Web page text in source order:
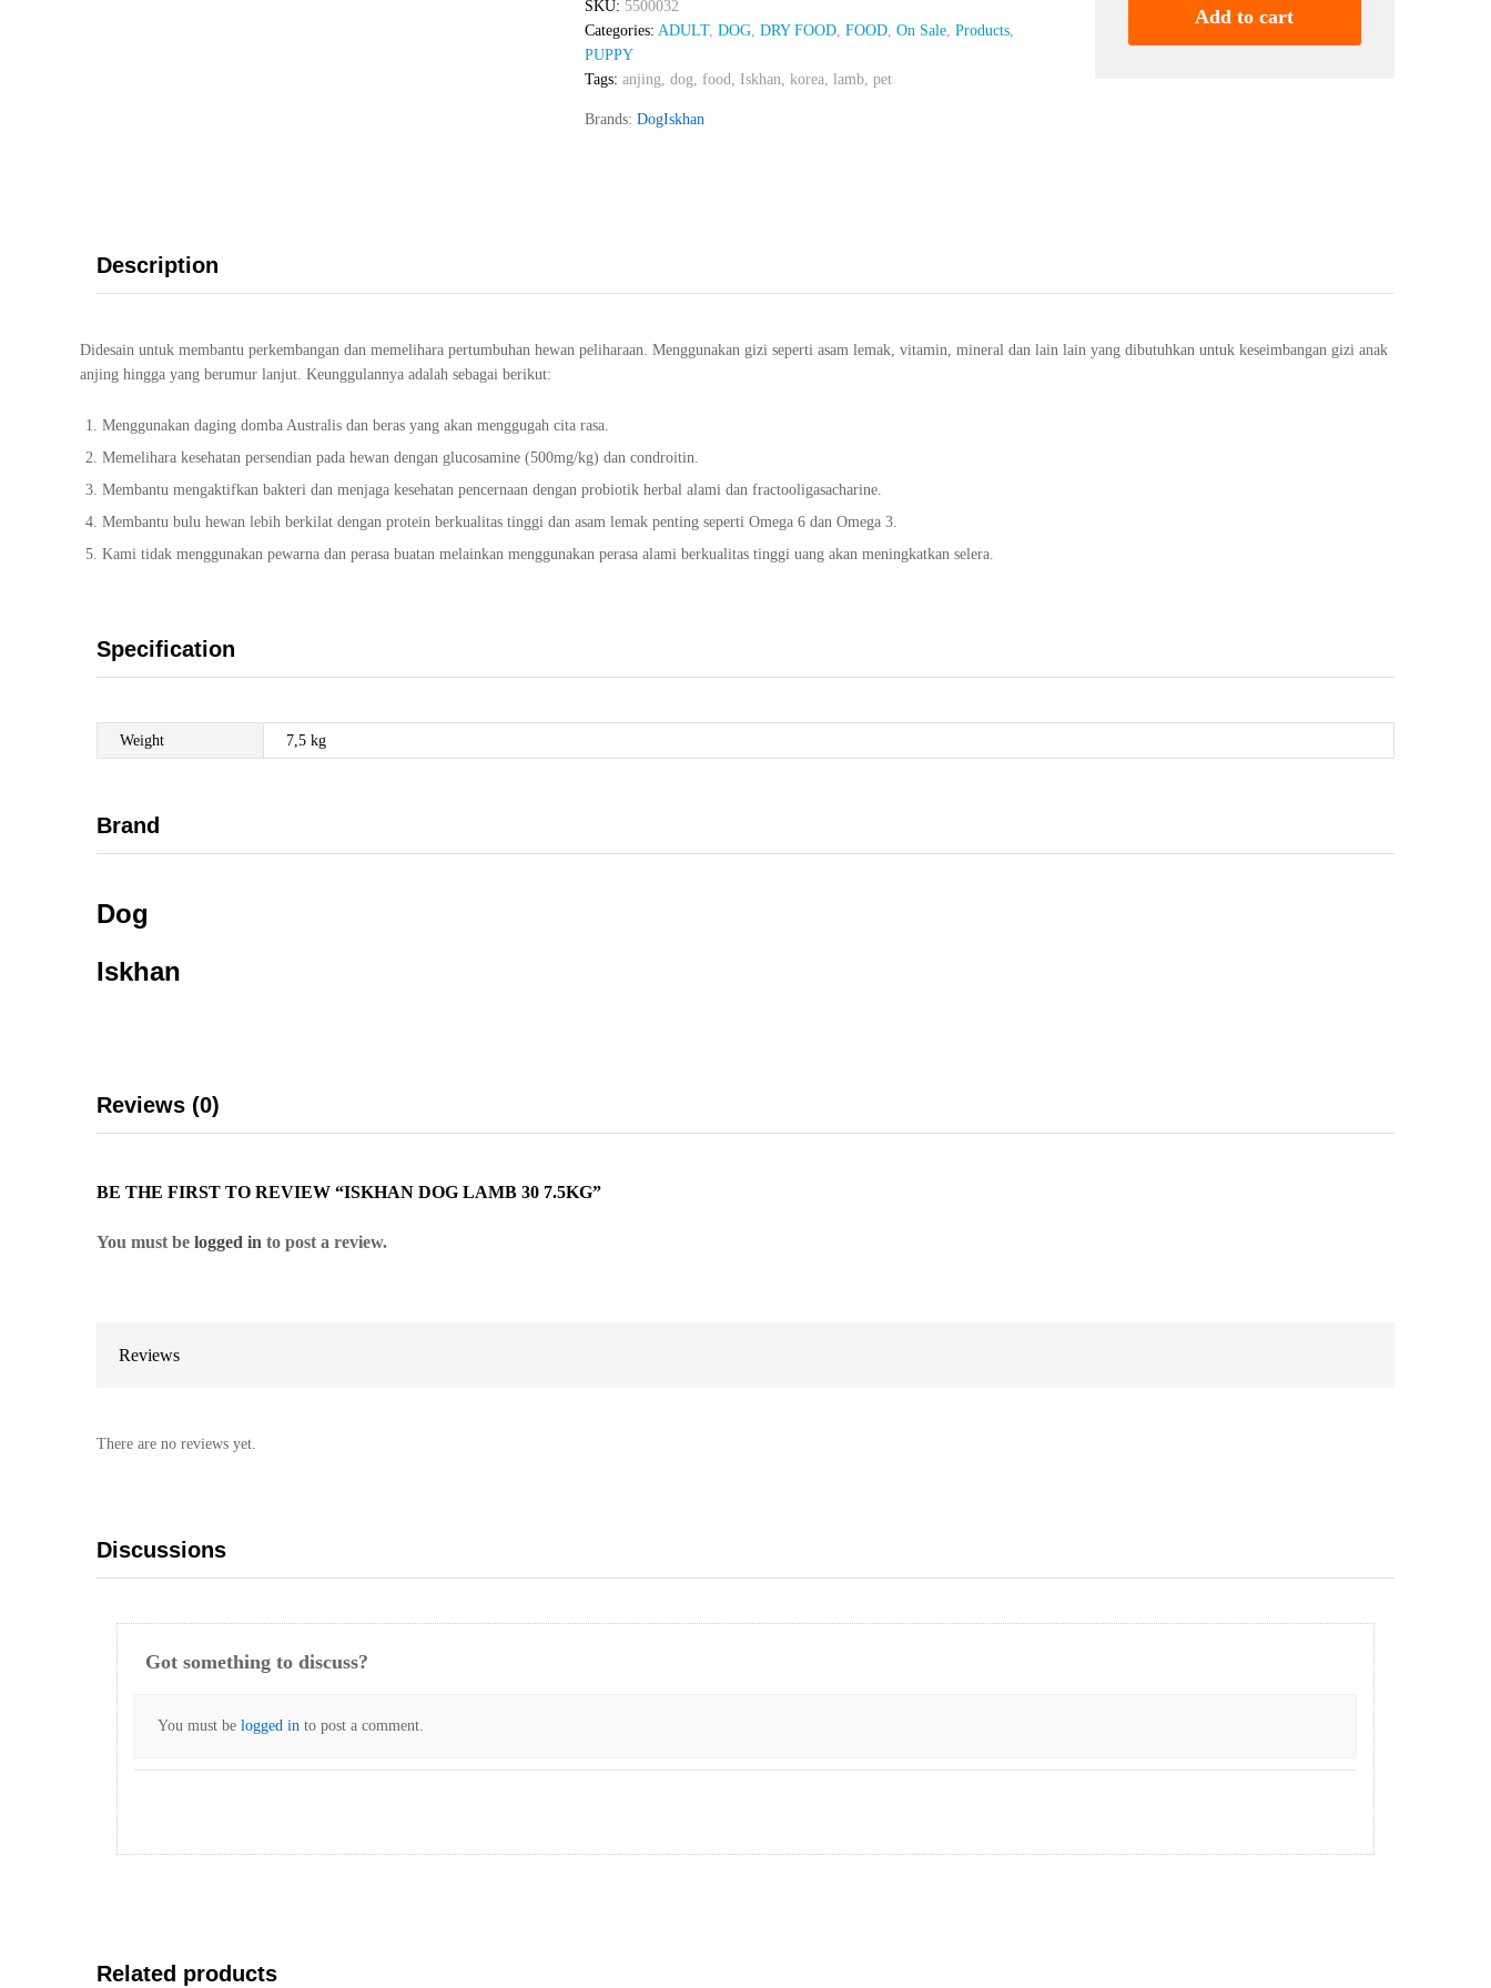
SKU: 5500032
Categories: ADULT, DOG, DRY FOOD, FOOD, On Sale, Products,
PUPPY
Tags: anjing, dog, food, Iskhan, korea, lamb, pet
Brands: DogIskhan
Add to cart
Description
Didesain untuk membantu perkembangan dan memelihara pertumbuhan hewan peliharaan. Menggunakan gizi seperti asam lemak, vitamin, mineral dan lain lain yang dibutuhkan untuk keseimbangan gizi anak
anjing hingga yang berumur lanjut. Keunggulannya adalah sebagai berikut:
Menggunakan daging domba Australis dan beras yang akan menggugah cita rasa.
Memelihara kesehatan persendian pada hewan dengan glucosamine (500mg/kg) dan condroitin.
Membantu mengaktifkan bakteri dan menjaga kesehatan pencernaan dengan probiotik herbal alami dan fractooligasacharine.
Membantu bulu hewan lebih berkilat dengan protein berkualitas tinggi dan asam lemak penting seperti Omega 6 dan Omega 3.
Kami tidak menggunakan pewarna dan perasa buatan melainkan menggunakan perasa alami berkualitas tinggi uang akan meningkatkan selera.
Specification
Weight 7,5 kg
Brand
Dog
Iskhan
Reviews (0)
BE THE FIRST TO REVIEW “ISKHAN DOG LAMB 30 7.5KG”
You must be logged in to post a review.
Reviews
There are no reviews yet.
Discussions
Got something to discuss?
You must be logged in to post a comment.
Related products